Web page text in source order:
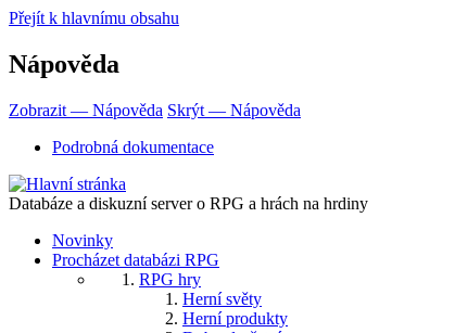
Přejít k hlavnímu obsahu
Nápověda
Zobrazit — Nápověda Skrýt — Nápověda
Podrobná dokumentace
Databáze a diskuzní server o RPG a hrách na hrdiny
Novinky
Procházet databázi RPG
RPG hry
Herní světy
Herní produkty